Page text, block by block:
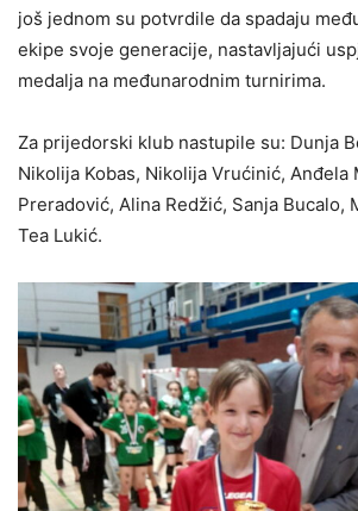
još jednom su potvrdile da spadaju
ekipe svoje generacije, nastavljajući
medalja na međunarodnim turnirima.
Za prijedorski klub nastupile su: Dunja
Nikolija Kobas, Nikolija Vrućinić, Anđela
Preradović, Alina Redžić, Sanja Bucalo,
Tea Lukić.